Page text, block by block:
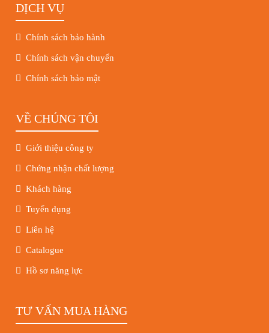
DỊCH VỤ
Chính sách bảo hành
Chính sách vận chuyển
Chính sách bảo mật
VỀ CHÚNG TÔI
Giới thiệu công ty
Chứng nhận chất lượng
Khách hàng
Tuyển dụng
Liên hệ
Catalogue
Hồ sơ năng lực
TƯ VẤN MUA HÀNG